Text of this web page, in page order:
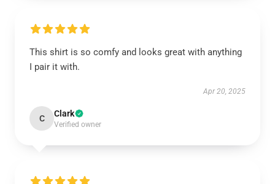
This shirt is so comfy and looks great with anything
I pair it with.
Apr 20, 2025
C Clark
Verified owner